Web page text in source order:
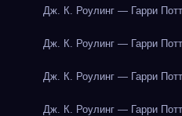
Дж. К. Роулинг — Гарри
Дж. К. Роулинг — Гарри
Дж. К. Роулинг — Гарри
Дж. К. Роулинг — Гарри